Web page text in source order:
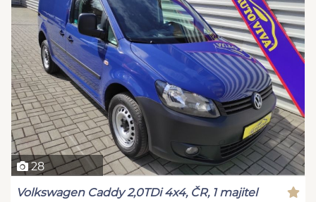
28
Volkswagen Caddy 2,0TDi 4x4, ČR, 1 majitel